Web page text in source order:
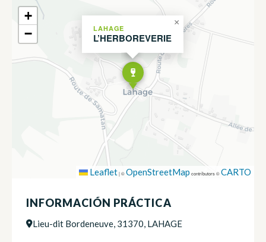
LAHAGE
L’HERBOREVERIE
×
+
−
Leaflet|©OpenStreetMap contributors ©CARTO
INFORMACIÓN PRÁCTICA
Lieu-dit Bordeneuve, 31370, LAHAGE